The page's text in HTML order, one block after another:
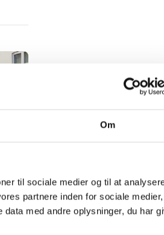
Om
til sociale medier og til at
partnere inden for sociale medier,
med andre oplysninger, du har